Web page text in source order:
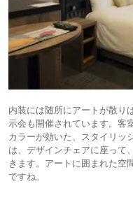
内装には随所にアートが散り
示会も開催されています。客
カラーが効いた、スタイリッ
は、デザインチェアに座って
きます。アートに囲まれた空
ですね。